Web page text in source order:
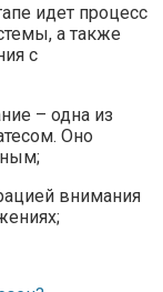
идет процесс
а также
с
– одна из
Оно
внимания